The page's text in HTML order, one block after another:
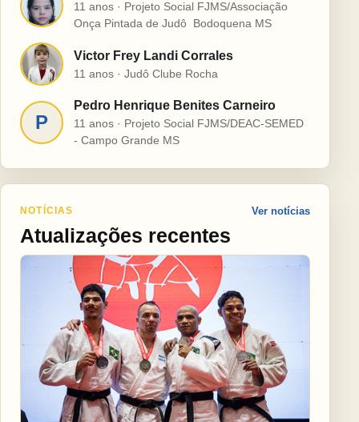
H
11 anos · Projeto Social FJMS/Associação
Onça Pintada de Judô  Bodoquena MS
V Victor Frey Landi Corrales
11 anos · Judô Clube Rocha
P
Pedro Henrique Benites Carneiro
11 anos · Projeto Social FJMS/DEAC-SEMED
- Campo Grande MS
NOTÍCIAS
Atualizações recentes
Ver notícias